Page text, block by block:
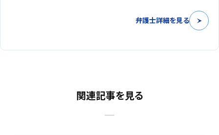
弁護士詳細を見る
関連記事を見る